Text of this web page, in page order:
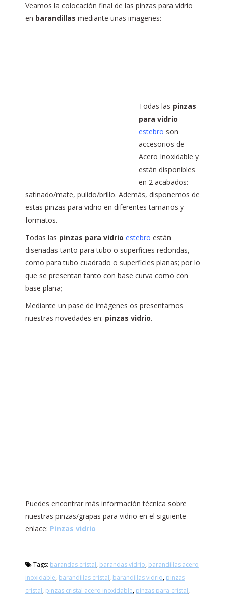
Veamos la colocación final de las pinzas para vidrio
en barandillas mediante unas imagenes:
Todas las pinzas
para vidrio
estebro son
accesorios de
Acero Inoxidable y
están disponibles
en 2 acabados:
satinado/mate, pulido/brillo. Además, disponemos de
estas pinzas para vidrio en diferentes tamaños y
formatos.
Todas las pinzas para vidrio estebro están
diseñadas tanto para tubo o superficies redondas,
como para tubo cuadrado o superficies planas; por lo
que se presentan tanto con base curva como con
base plana;
Mediante un pase de imágenes os presentamos
nuestras novedades en: pinzas vidrio.
Puedes encontrar más información técnica sobre
nuestras pinzas/grapas para vidrio en el siguiente
enlace: Pinzas vidrio
Tags: barandas cristal, barandas vidrio, barandillas acero
inoxidable, barandillas cristal, barandillas vidrio, pinzas
cristal, pinzas cristal acero inoxidable, pinzas para cristal,